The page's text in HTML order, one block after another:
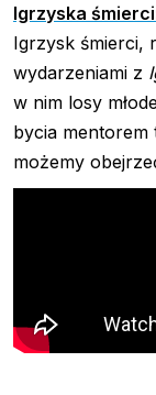
Igrzyska
Igrzysk śmierci,
wydarzeniami z
w nim losy
bycia
możemy